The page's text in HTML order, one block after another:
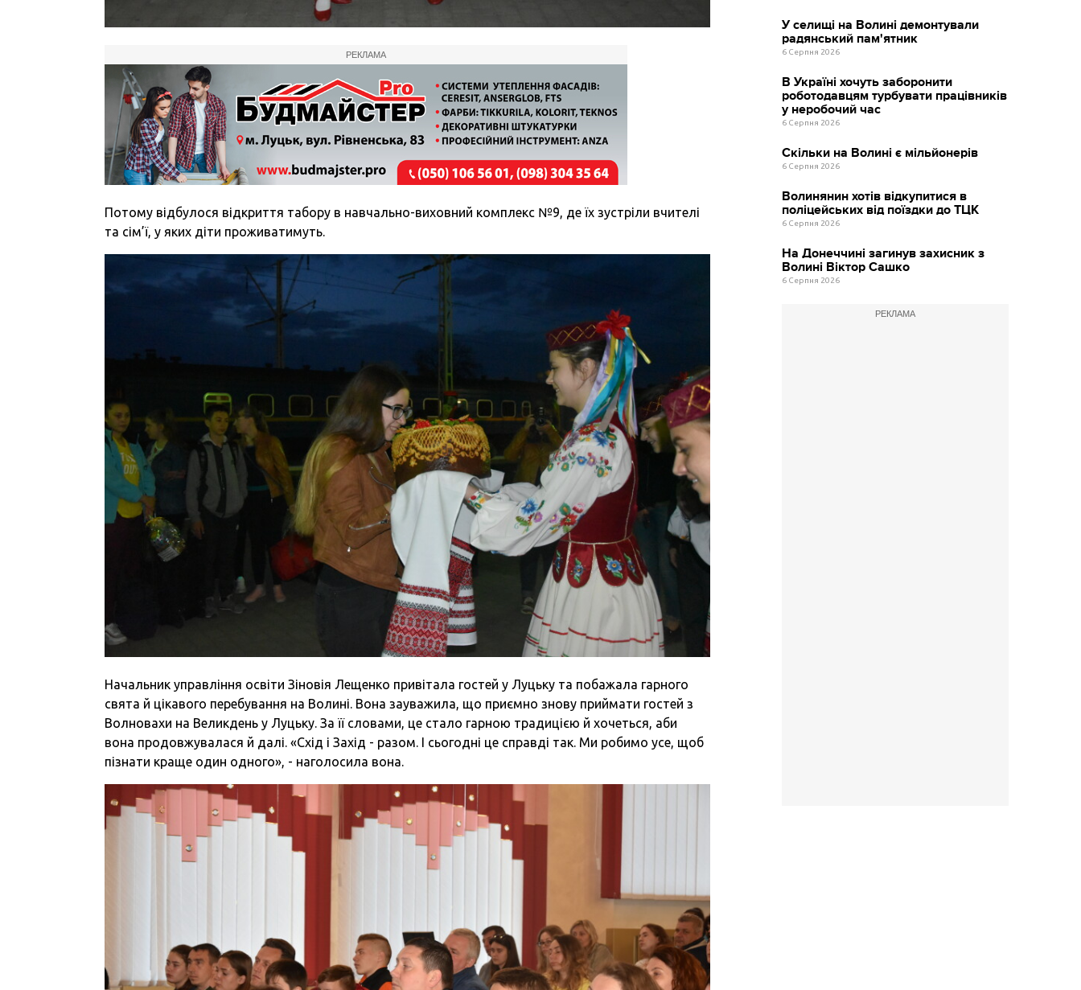
РЕКЛАМА
Потому відбулося відкриття табору в навчально-виховний комплекс №9, де їх зустріли вчителі
та сім’ї, у яких діти проживатимуть.
Начальник управління освіти Зіновія Лещенко привітала гостей у Луцьку та побажала гарного
свята й цікавого перебування на Волині. Вона зауважила, що приємно знову приймати гостей з
Волновахи на Великдень у Луцьку. За її словами, це стало гарною традицією й хочеться, аби
вона продовжувалася й далі. «Схід і Захід - разом. І сьогодні це справді так. Ми робимо усе, щоб
пізнати краще один одного», - наголосила вона.
У селищі на Волині демонтували
радянський пам'ятник
6 Серпня 2026
В Україні хочуть заборонити
роботодавцям турбувати працівників
у неробочий час
6 Серпня 2026
Скільки на Волині є мільйонерів
6 Серпня 2026
Волинянин хотів відкупитися в
поліцейських від поїздки до ТЦК
6 Серпня 2026
На Донеччині загинув захисник з
Волині Віктор Сашко
6 Серпня 2026
РЕКЛАМА